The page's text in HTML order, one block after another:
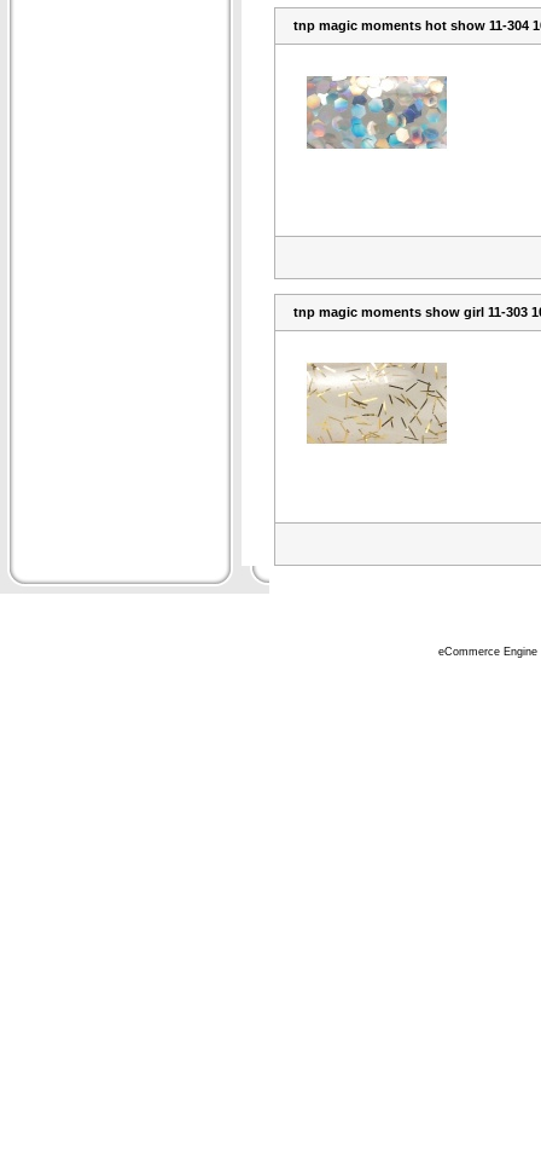
tnp magic moments hot show 11-304
tnp magic moments show girl 11-303
eCommerce